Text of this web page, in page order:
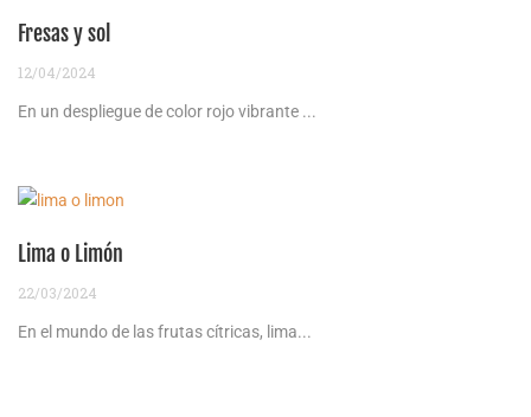
Fresas y sol
12/04/2024
En un despliegue de color rojo vibrante ...
Lima o Limón
22/03/2024
En el mundo de las frutas cítricas, lima...